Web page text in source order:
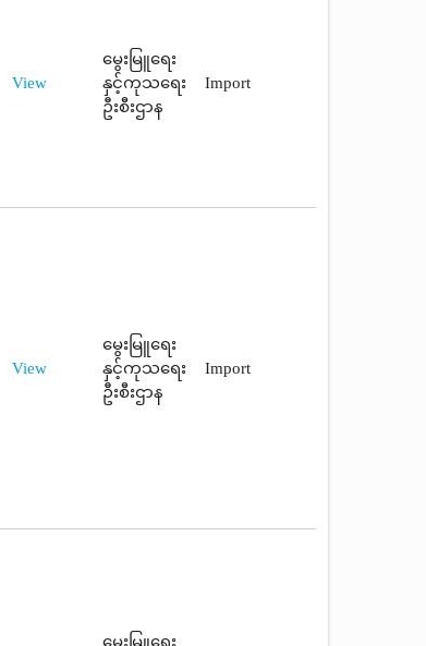
View
မွေးမြူရေး
နှင့်ကုသရေး
ဦးစီးဌာန
Import
View
မွေးမြူရေး
နှင့်ကုသရေး
ဦးစီးဌာန
Import
မွေးမြူရေး